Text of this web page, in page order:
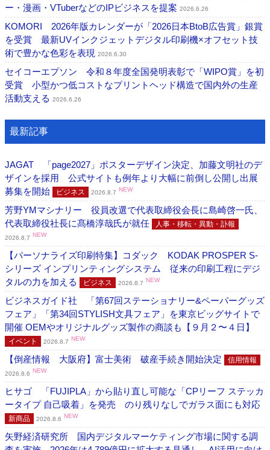
ー・漫画・VTuberなどのIPビジネスを提案 2026.6.26
KOMORI 2026年版カレンダーが「2026日本BtoB広告賞」銀賞
を受賞 最新UVインクジェットデジタル印刷機×オフセット技
術で豊かな色彩を表現 2026.6.30
セイコーエプソン 令和８年度全国発明表彰で「WIPO賞」を初
受賞 小型かつ低コストなプリントヘッド構造で国内外の生産
活動支える 2026.6.26
最新記事
JAGAT 「page2027」ポスターデザイン決定、加藤文明社のデ
ザインを採用 公式サイトも例年より大幅に前倒し公開し出展
募集を開始
ビジネス 2026.8.7 NEW
芳野YMマシナリー 役員改選で代表取締役会長に島崎啓一氏、
代表取締役社長に髙橋淳哉氏が就任
人事・移転・異動・訃報
2026.8.7 NEW
【パーソナライズ印刷特集】コダック KODAK PROSPER S-
シリーズ インプリンティングシステム 従来の印刷工程にデジ
タルの力を加える
ビジネス 2026.8.7 NEW
ビジネスガイド社 「第67回ステーショナリー&ペーパーグッズ
フェア」「第34回STYLISH文具フェア」を東京ビッグサイトで
開催 OEMやオリジナルグッズ製作の商談も【９月２〜４日】
イベント 2026.8.7 NEW
【倒産情報 大阪府】富士美術 破産手続き開始決定 信用情報
2026.8.6 NEW
ヒサゴ 「FUJIPLA」から貼り直し可能な「CPリーフ ステッカ
ータイプ 自己吸着」を発売 のり残りなしでガラス面にも対応
新商品 2026.8.6 NEW
矢野経済研究所 国内デジタルマーケティング市場に関する調